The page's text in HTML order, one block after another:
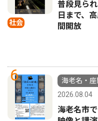
社会
普段見ら
日まで、
間開放
6
海老名・
2026.08.04
海老名市